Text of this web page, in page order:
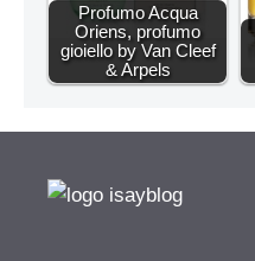
Profumo Acqua
Oriens, profumo
gioiello by Van Cleef
& Arpels